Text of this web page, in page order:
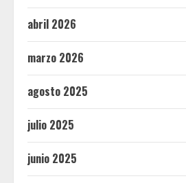
abril 2026
marzo 2026
agosto 2025
julio 2025
junio 2025